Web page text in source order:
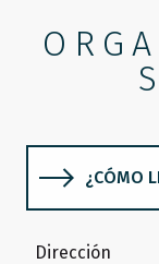
¿CÓMO
Dirección